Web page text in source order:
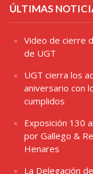
ÚLTIMAS
Video de cierre
de UGT
UGT cierra los
aniversario con
cumplidos
Exposición 130
por Gallego &
Henares
La Delegación